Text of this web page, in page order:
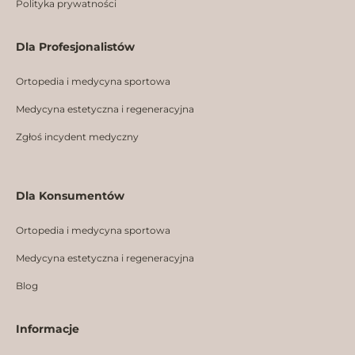
Polityka prywatności
Dla Profesjonalistów
Ortopedia i medycyna sportowa
Medycyna estetyczna i regeneracyjna
Zgłoś incydent medyczny
Dla Konsumentów
Ortopedia i medycyna sportowa
Medycyna estetyczna i regeneracyjna
Blog
Informacje